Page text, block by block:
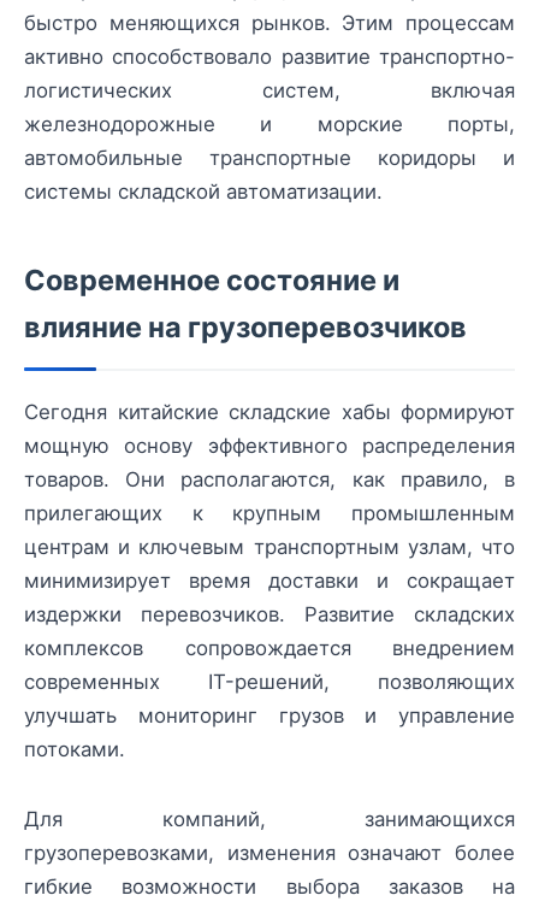
быстро меняющихся рынков. Этим процессам
активно способствовало развитие транспортно-
логистических систем, включая
железнодорожные и морские порты,
автомобильные транспортные коридоры и
системы складской автоматизации.
Современное состояние и
влияние на грузоперевозчиков
Сегодня китайские складские хабы формируют
мощную основу эффективного распределения
товаров. Они располагаются, как правило, в
прилегающих к крупным промышленным
центрам и ключевым транспортным узлам, что
минимизирует время доставки и сокращает
издержки перевозчиков. Развитие складских
комплексов сопровождается внедрением
современных IT-решений, позволяющих
улучшать мониторинг грузов и управление
потоками.
Для компаний, занимающихся
грузоперевозками, изменения означают более
гибкие возможности выбора заказов на